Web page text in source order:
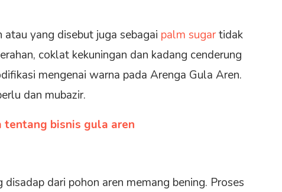
yang disebut juga sebagai palm sugartidak
coklat kekuningan dan kadang cenderung
mengenai warna pada Arenga Gula Aren.
dan mubazir.
tentang bisnis gula aren
dari pohon aren memang bening. Proses